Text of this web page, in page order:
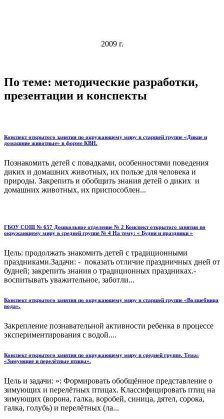
2009 г.
По теме: методические разработки,
презентации и конспекты
Конспект открытого занятия по окружающему миру в старшей группе «Дикие и
домашние животные» в форме КВН.
Познакомить детей с повадками, особенностями поведения
диких и домашних животных, их пользе для человека и
природы. Закрепить и обобщить знания детей о диких и
домашних животных, их приспособлен...
ГБОУ СОШ № 657 Дошкольное отделение № 2 Конспект открытого занятия по
окружающему миру в средней группе № 4 На тему: « Будни и праздники »
Цель: продолжать знакомить детей с традиционными
праздниками.Задачи: - показать отличие праздничных дней от
будней; закрепить знания о традиционных праздниках.-
воспитывать уважительное, заботли...
Конспект открытого занятия по окружающему миру в старшей группе «Волшебница
вода».
Закрепление познавательной активности ребенка в процессе
экспериментирования с водой....
Конспект открытого занятия по окружающему миру в средней группе. Тема:
«Зимующие и перелётные птицы».
Цель и задачи: »: Формировать обобщённое представление о
зимующих и перелётных птицах. Классифицировать птиц на
зимующих (ворона, галка, воробей, синица, дятел, сорока,
галка, голубь) и перелётных (ла...